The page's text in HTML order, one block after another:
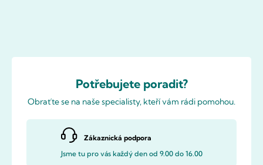
Potřebujete poradit?
Obraťte se na naše specialisty, kteří vám rádi pomohou.
Zákaznická podpora
Jsme tu pro vás každý den od 9.00 do 16.00